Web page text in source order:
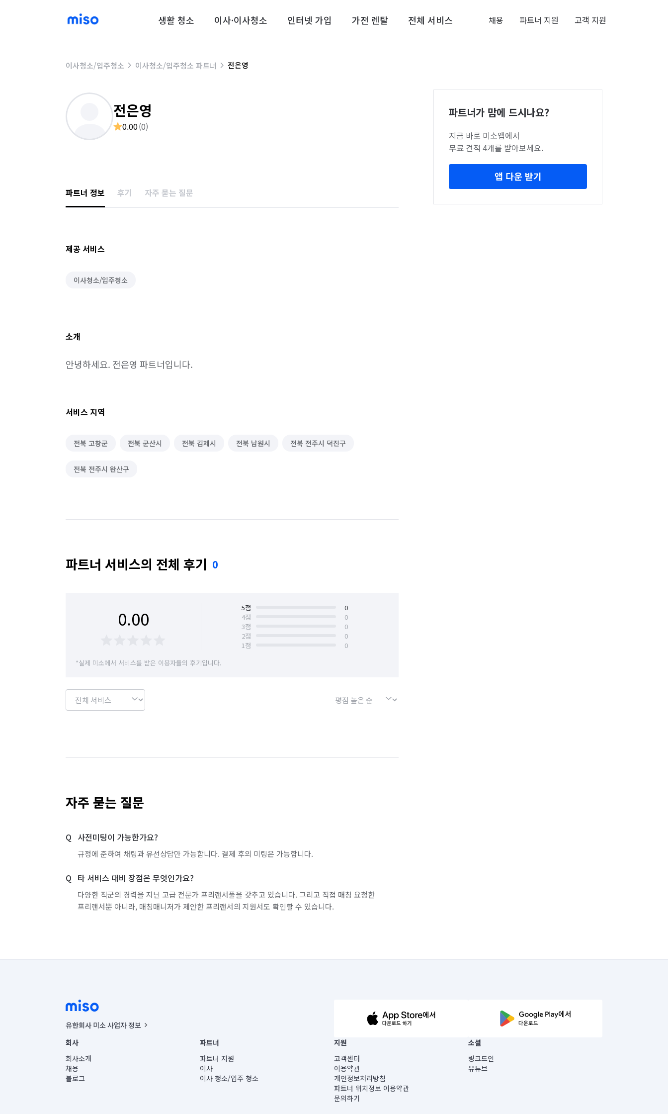
생활 청소 이사·이사청소 인터넷 가입 가전 렌탈 전체 서비스 채용 파트너 지원 고객 지원
이사청소/입주청소 이사청소/입주청소 파트너 전은영
전은영
0.00(0)
파트너 정보 후기 자주 묻는 질문
제공 서비스
이사청소/입주청소
소개
안녕하세요. 전은영 파트너입니다.
서비스 지역
전북 고창군 전북 군산시 전북 김제시 전북 남원시 전북 전주시 덕진구
전북 전주시 완산구
파트너 서비스의 전체 후기 0
0.00 5점
0
4점
0
3점
0
2점
0
1점
0
*실제 미소에서 서비스를 받은 이용자들의 후기입니다.
자주 묻는 질문
사전미팅이 가능한가요?
규정에 준하여 채팅과 유선상담만 가능합니다. 결제 후의 미팅은 가능합니다.
타 서비스 대비 장점은 무엇인가요?
다양한 직군의 경력을 지닌 고급 전문가 프리랜서풀을 갖추고 있습니다. 그리고 직접 매칭 요청한
프리랜서뿐 아니라, 매칭매니저가 제안한 프리랜서의 지원서도 확인할 수 있습니다.
파트너가 맘에 드시나요?
지금 바로 미소앱에서
무료 견적 4개를 받아보세요.
앱 다운 받기
유한회사 미소 사업자 정보
사업자등록번호 : 291-87-00271 | 인허가번호 : 2016-3220163-14-5-00019 |
통신판매신고번호 : 2024-서울종로-1400(공정거래위원회 정보) |
대표이사 : CHING VICTOR COLUMBIA RHEE
주소 | 본사: 서울특별시 종로구 율곡로 6(중학동, 트윈트리빌딩) B동 5층
컨택센터 : 서울특별시 종로구 수송동 율곡로 24, 7층, 8층 미소
회사
회사소개
채용
블로그
파트너
파트너 지원
이사
이사 청소/입주 청소
지원
고객센터
이용약관
개인정보처리방침
파트너 위치정보 이용약관
문의하기
소셜
링크드인
유튜브